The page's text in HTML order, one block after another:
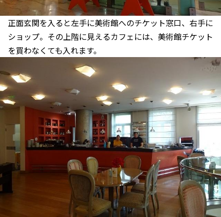
正面玄関を入ると左手に美術館へのチケット窓口、右手に
ショップ。その上階に見えるカフェには、美術館チケット
を買わなくても入れます。